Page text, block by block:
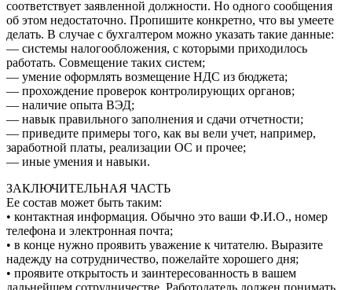
соответствует заявленной должности. Но одного сообщения
об этом недостаточно. Пропишите конкретно, что вы умеете
делать. В случае с бухгалтером можно указать такие данные:
— системы налогообложения, с которыми приходилось
работать. Совмещение таких систем;
— умение оформлять возмещение НДС из бюджета;
— прохождение проверок контролирующих органов;
— наличие опыта ВЭД;
— навык правильного заполнения и сдачи отчетности;
— приведите примеры того, как вы вели учет, например,
заработной платы, реализации ОС и прочее;
— иные умения и навыки.
ЗАКЛЮЧИТЕЛЬНАЯ ЧАСТЬ
Ее состав может быть таким:
• контактная информация. Обычно это ваши Ф.И.О., номер
телефона и электронная почта;
• в конце нужно проявить уважение к читателю. Выразите
надежду на сотрудничество, пожелайте хорошего дня;
• проявите открытость и заинтересованность в вашем